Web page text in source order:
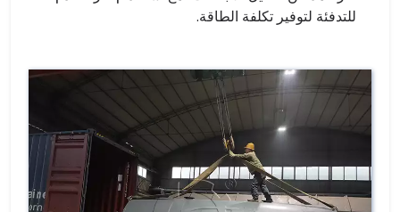
للتدفئة لتوفير تكلفة الطاقة.